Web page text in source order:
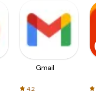
Gmail
4.2